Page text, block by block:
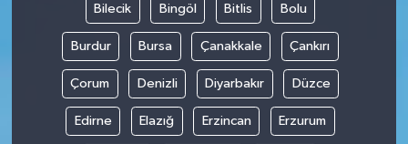
Bilecik Bingöl Bitlis Bolu
Burdur Bursa Çanakkale Çankırı
Çorum Denizli Diyarbakır Düzce
Edirne Elazığ Erzincan Erzurum